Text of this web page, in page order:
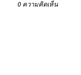
0 ความคิดเห็น